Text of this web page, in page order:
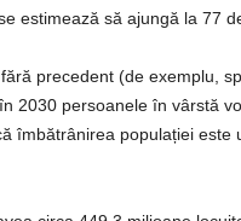
estimează să ajungă la 77
precedent (de exemplu,
2030 persoanele în vârstă
îmbătrânirea populației este